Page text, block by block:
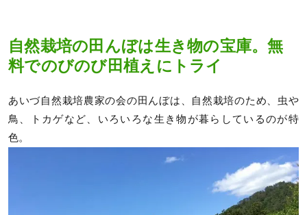
自然栽培の田んぼは生き物の宝庫。無
料でのびのび田植えにトライ
あいづ自然栽培農家の会の田んぼは、自然栽培のため、虫や
鳥、トカゲなど、いろいろな生き物が暮らしているのが特
色。